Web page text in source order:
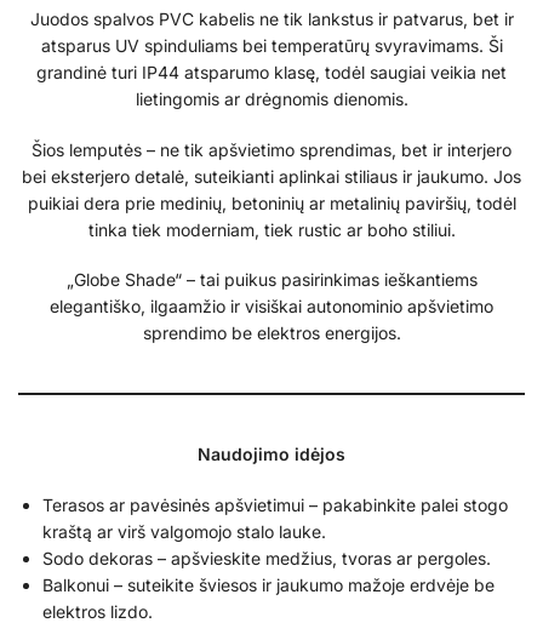
Juodos spalvos PVC kabelis ne tik lankstus ir patvarus, bet ir
atsparus UV spinduliams bei temperatūrų svyravimams. Ši
grandinė turi IP44 atsparumo klasę, todėl saugiai veikia net
lietingomis ar drėgnomis dienomis.
Šios lemputės – ne tik apšvietimo sprendimas, bet ir interjero
bei eksterjero detalė, suteikianti aplinkai stiliaus ir jaukumo. Jos
puikiai dera prie medinių, betoninių ar metalinių paviršių, todėl
tinka tiek moderniam, tiek rustic ar boho stiliui.
„Globe Shade“ – tai puikus pasirinkimas ieškantiems
elegantiško, ilgaamžio ir visiškai autonominio apšvietimo
sprendimo be elektros energijos.
Naudojimo idėjos
Terasos ar pavėsinės apšvietimui – pakabinkite palei stogo
kraštą ar virš valgomojo stalo lauke.
Sodo dekoras – apšvieskite medžius, tvoras ar pergoles.
Balkonui – suteikite šviesos ir jaukumo mažoje erdvėje be
elektros lizdo.